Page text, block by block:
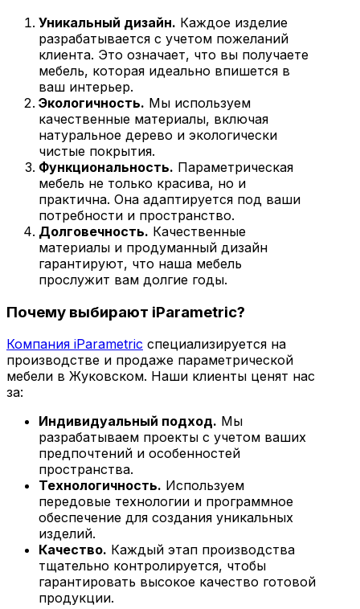
Уникальный дизайн. Каждое изделие
разрабатывается с учетом пожеланий
клиента. Это означает, что вы получаете
мебель, которая идеально впишется в
ваш интерьер.
Экологичность. Мы используем
качественные материалы, включая
натуральное дерево и экологически
чистые покрытия.
Функциональность. Параметрическая
мебель не только красива, но и
практична. Она адаптируется под ваши
потребности и пространство.
Долговечность. Качественные
материалы и продуманный дизайн
гарантируют, что наша мебель
прослужит вам долгие годы.
Почему выбирают iParametric?
Компания iParametric специализируется на
производстве и продаже параметрической
мебели в Жуковском. Наши клиенты ценят нас
за:
Индивидуальный подход. Мы
разрабатываем проекты с учетом ваших
предпочтений и особенностей
пространства.
Технологичность. Используем
передовые технологии и программное
обеспечение для создания уникальных
изделий.
Качество. Каждый этап производства
тщательно контролируется, чтобы
гарантировать высокое качество готовой
продукции.